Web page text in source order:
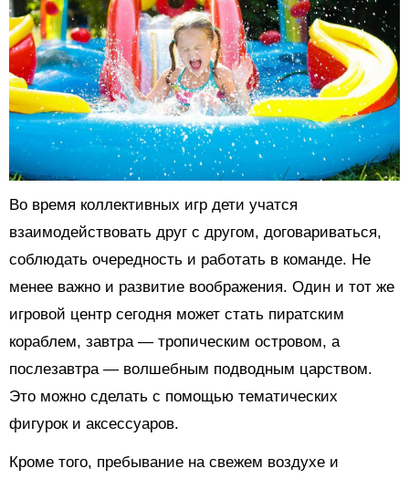
Во время коллективных игр дети учатся
взаимодействовать друг с другом, договариваться,
соблюдать очередность и работать в команде. Не
менее важно и развитие воображения. Один и тот же
игровой центр сегодня может стать пиратским
кораблем, завтра — тропическим островом, а
послезавтра — волшебным подводным царством.
Это можно сделать с помощью тематических
фигурок и аксессуаров.
Кроме того, пребывание на свежем воздухе и